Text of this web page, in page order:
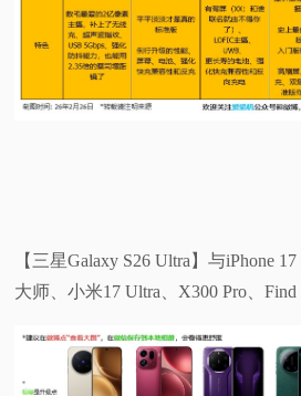
【三星Galaxy S26 Ultra】与iPhone
大师、小米17 Ultra、X300 Pro、Find